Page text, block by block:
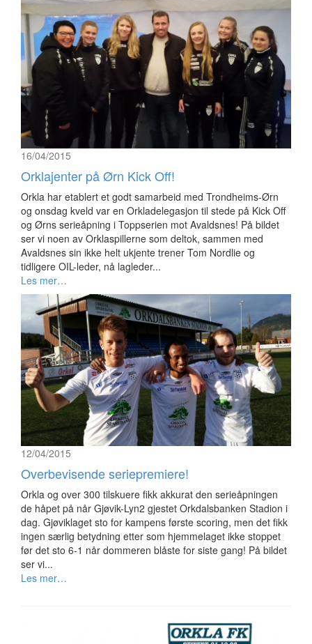
16/04/2015
Orklajenter på Ørn Kick Off!
Orkla har etablert et godt samarbeid med Trondheims-Ørn
og onsdag kveld var en Orkladelegasjon til stede på Kick Off
og Ørns serieåpning i Toppserien mot Avaldsnes! På bildet
ser vi noen av Orklaspillerne som deltok, sammen med
Avaldsnes sin ikke helt ukjente trener Tom Nordlie og
tidligere OIL-leder, nå lagleder...
Les mer…
12/04/2015
Overbevisende seriepremiere!
Orkla og over 300 tilskuere fikk akkurat den serieåpningen
de håpet på når Gjøvik-Lyn2 gjestet Orkdalsbanken Stadion i
dag. Gjøviklaget sto for kampens første scoring, men det fikk
ingen særlig betydning etter som hjemmelaget ikke stoppet
før det sto 6-1 når dommeren blåste for siste gang! På bildet
ser vi...
Les mer…